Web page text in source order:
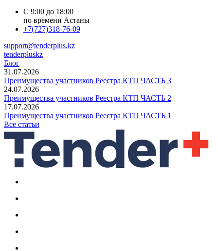
С 9:00 до 18:00
по времени Астаны
+7(727)318-76-09
support@tenderplus.kz
tenderpluskz
Блог
31.07.2026
Преимущества участников Реестра КТП ЧАСТЬ 3
24.07.2026
Преимущества участников Реестра КТП ЧАСТЬ 2
17.07.2026
Преимущества участников Реестра КТП ЧАСТЬ 1
Все статьи